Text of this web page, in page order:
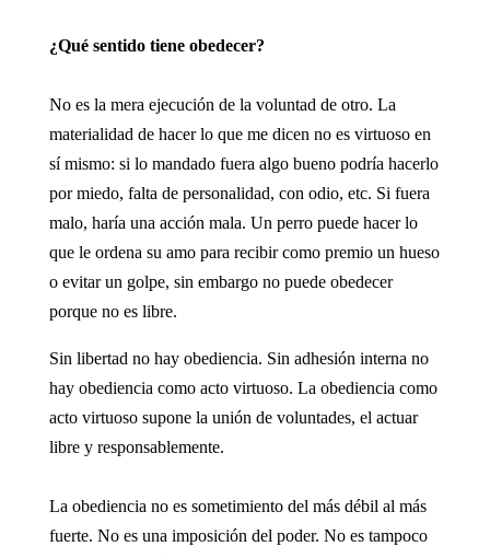
¿Qué sentido tiene obedecer?
No es la mera ejecución de la voluntad de otro. La
materialidad de hacer lo que me dicen no es virtuoso en
sí mismo: si lo mandado fuera algo bueno podría hacerlo
por miedo, falta de personalidad, con odio, etc. Si fuera
malo, haría una acción mala. Un perro puede hacer lo
que le ordena su amo para recibir como premio un hueso
o evitar un golpe, sin embargo no puede obedecer
porque no es libre.
Sin libertad no hay obediencia. Sin adhesión interna no
hay obediencia como acto virtuoso. La obediencia como
acto virtuoso supone la unión de voluntades, el actuar
libre y responsablemente.
La obediencia no es sometimiento del más débil al más
fuerte. No es una imposición del poder. No es tampoco